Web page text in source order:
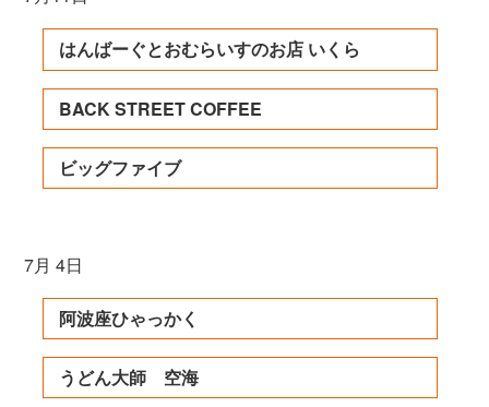
はんばーぐとおむらいすのお店 いくら
BACK STREET COFFEE
ビッグファイブ
7月 4日
阿波座ひゃっかく
うどん大師 空海